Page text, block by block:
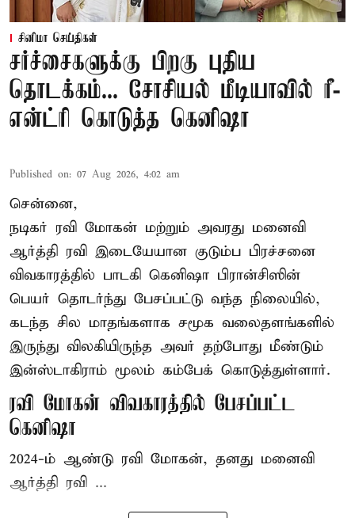
சினிமா செய்திகள்
சர்ச்சைகளுக்கு பிறகு புதிய
தொடக்கம்... சோசியல் மீடியாவில் ரீ-
என்ட்ரி கொடுத்த கெனிஷா
Published on: 07 Aug 2026, 4:02 am
சென்னை,
நடிகர் ரவி மோகன் மற்றும் அவரது மனைவி
ஆர்த்தி ரவி இடையேயான குடும்ப பிரச்சனை
விவகாரத்தில் பாடகி கெனிஷா பிரான்சிஸின்
பெயர் தொடர்ந்து பேசப்பட்டு வந்த நிலையில்,
கடந்த சில மாதங்களாக சமூக வலைதளங்களில்
இருந்து விலகியிருந்த அவர் தற்போது மீண்டும்
இன்ஸ்டாகிராம் மூலம் கம்பேக் கொடுத்துள்ளார்.
ரவி மோகன் விவகாரத்தில் பேசப்பட்ட
கெனிஷா
2024-ம் ஆண்டு ரவி மோகன், தனது மனைவி
ஆர்த்தி ரவி ...